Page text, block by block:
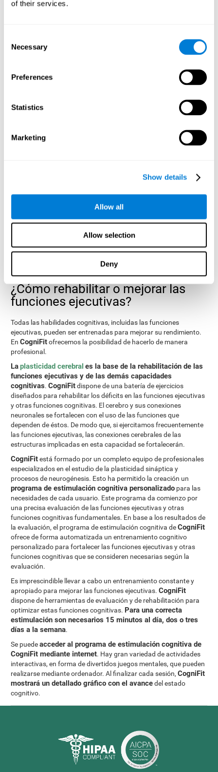
of their services.
Selection
Necessary
Preferences
Statistics
Marketing
Show details
Allow all
Allow selection
Deny
Test de Reconocimiento WOM-REST
objetos diferentes a los presentados y habrá que detectar la
: En la pantalla aparecen una serie
de bolas con diferentes números. Se tendrán que memorizar
la serie de números para poder repetirlos posteriormente. En
pero irá incrementando progresivamente hasta que se
cometa algún error. Habrá que reproducir cada serie de
Test de Concentración VISMEN-PLAN
: Aparecerán estímulos
completar la serie. Durante la presentación, hay que prestar
orden de la presentación de los estímulos en el momento
oportuno para reproducirlos en el mismo orden que hayan
Test de programación VIPER-PLAN: Consiste en sacar una
bola de un laberinto en el menor número de movimientos
posibles y tan rápido como se pueda.
¿Cómo rehabilitar o mejorar las
funciones ejecutivas?
Todas las habilidades cognitivas, incluidas las funciones
ejecutivas, pueden ser entrenadas para mejorar su rendimiento.
EnCogniFitofrecemos la posibilidad de hacerlo de manera
profesional.
Laplasticidad cerebral es la base de la rehabilitación de las
funciones ejecutivas y de las demás capacidades
cognitivas.CogniFitdispone de una batería de ejercicios
diseñados para rehabilitar los déficits en las funciones ejecutivas
y otras funciones cognitivas. El cerebro y sus conexiones
neuronales se fortalecen con el uso de las funciones que
dependen de éstos. De modo que, si ejercitamos frecuentemente
las funciones ejecutivas, las conexiones cerebrales de las
estructuras implicadas en esta capacidad se fortalecerán.
CogniFitestá formado por un completo equipo de profesionales
especializados en el estudio de la plasticidad sináptica y
procesos de neurogénesis. Esto ha permitido la creación un
programa de estimulación cognitiva personalizado para las
necesidades de cada usuario. Este programa da comienzo por
una precisa evaluación de las funciones ejecutivas y otras
funciones cognitivas fundamentales. En base a los resultados de
la evaluación, el programa de estimulación cognitiva deCogniFit
ofrece de forma automatizada un entrenamiento cognitivo
personalizado para fortalecer las funciones ejecutivas y otras
funciones cognitivas que se consideren necesarias según la
evaluación.
Es imprescindible llevar a cabo un entrenamiento constante y
apropiado para mejorar las funciones ejecutivas.CogniFit
dispone de herramientas de evaluación y de rehabilitación para
optimizar estas funciones cognitivas. Para una correcta
estimulación son necesarios 15 minutos al día, dos o tres
días a la semana.
Se puedeacceder al programa de estimulación cognitiva de
CogniFit mediante internet. Hay gran variedad de actividades
interactivas, en forma de divertidos juegos mentales, que pueden
realizarse mediante ordenador. Al finalizar cada sesión,CogniFit
mostrará un detallado gráfico con el avancedel estado
cognitivo.